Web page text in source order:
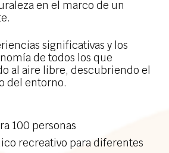
en el marco de un
significativas y los
de todos los que
al aire libre, descubriendo el
del entorno.
100 personas
recreativo para diferentes